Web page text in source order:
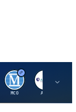
M
MCO
A
AIT